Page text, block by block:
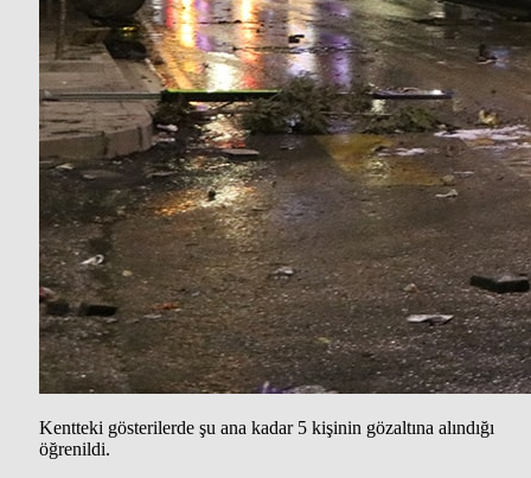
Kentteki gösterilerde şu ana kadar 5 kişinin gözaltına alındığı
öğrenildi.